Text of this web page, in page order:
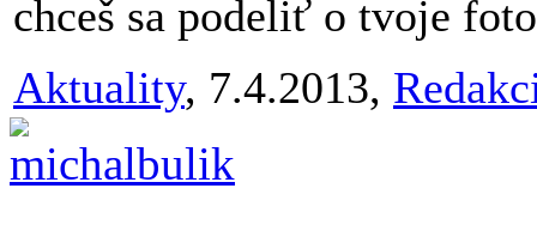
chceš sa podeliť o tvoje
Aktuality, 7.4.2013,